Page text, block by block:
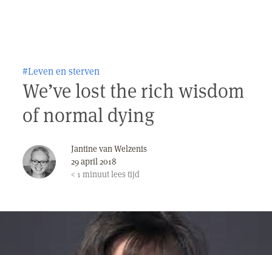
#Leven en sterven
We’ve lost the rich wisdom
of normal dying
Jantine van Welzenis
29 april 2018
< 1 minuutlees tijd